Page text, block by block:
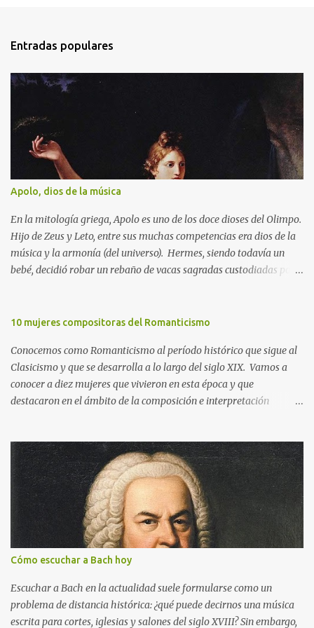
t
r
o
Entradas populares
Apolo, dios de la música
En la mitología griega, Apolo es uno de los doce dioses del Olimpo.
Hijo de Zeus y Leto, entre sus muchas competencias era dios de la
música y la armonía (del universo). Hermes, siendo todavía un
bebé, decidió robar un rebaño de vacas sagradas custodiadas por
ladrón. Finalmente, para calmar la cólera de Apolo, Hermes le
como el plectro para tañer las cuerdas hechas de tripa de vaca.
Aunque en el mito Apolo recibe como recompensa una lira, el
principal atributo con el que se le representa también es la cítara
(versión posterior de la lira), además del arco y las flechas. La
Pitio , 1813. Colección privada. Imagen de dominio público. ...
10 mujeres compositoras del Romanticismo
Conocemos como Romanticismo al período histórico que sigue al
Clasicismo y que se desarrolla a lo largo del siglo XIX. Vamos a
conocer a diez mujeres que vivieron en esta época y que
destacaron en el ámbito de la composición e interpretación
parte inferior derecha de la imagen y luego en el símbolo de las
flechas, podrás visualizar la presentación a pantalla completa.
Cómo escuchar a Bach hoy
Escuchar a Bach en la actualidad suele formularse como un
problema de distancia histórica: ¿qué puede decirnos una música
escrita para cortes, iglesias y salones del siglo XVIII? Sin embargo,